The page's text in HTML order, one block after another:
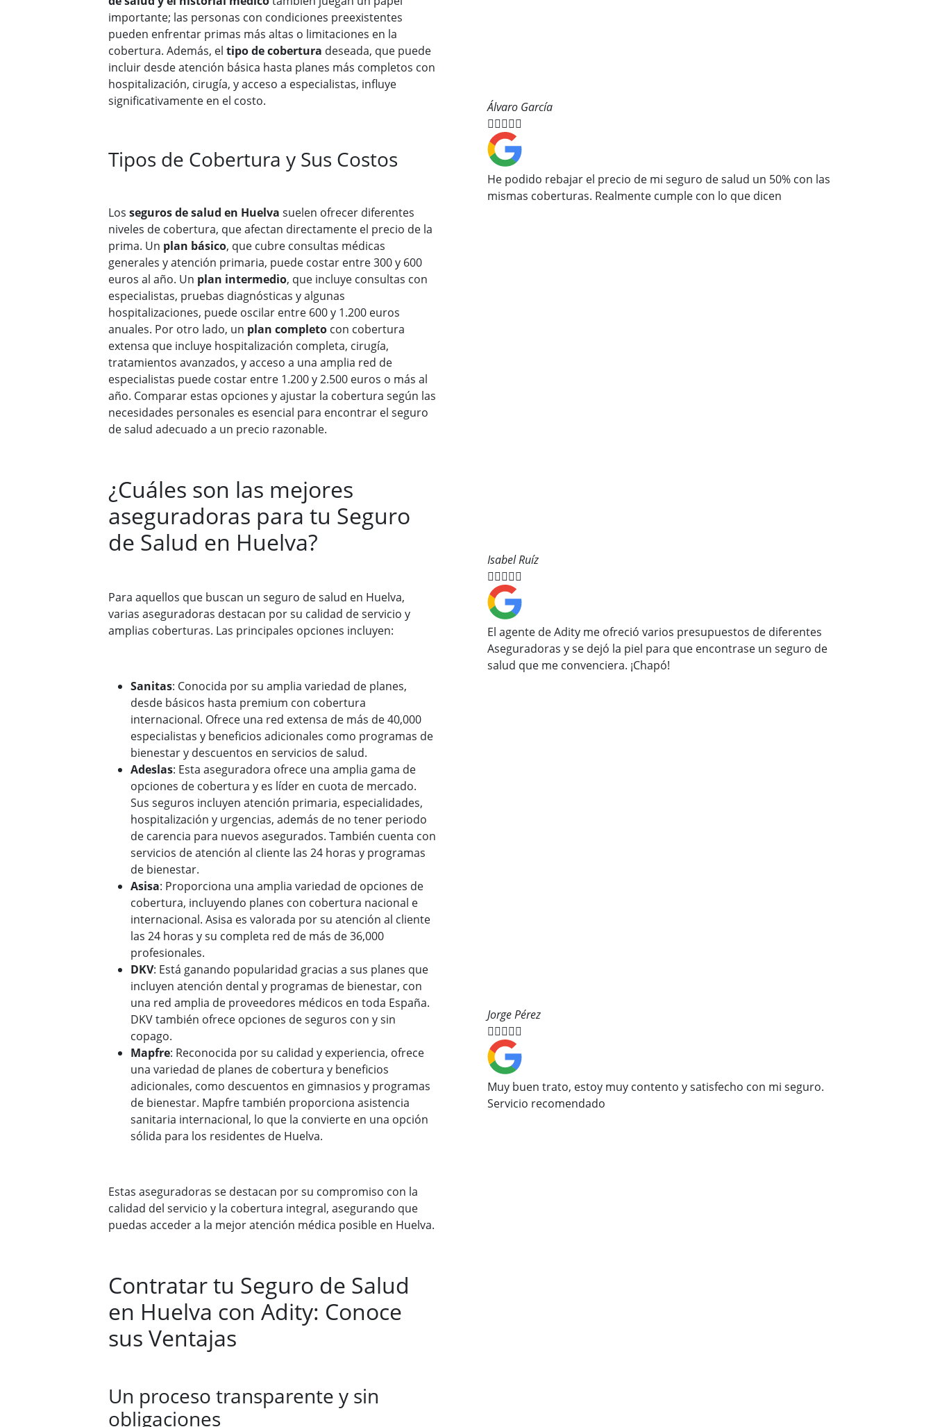
importante; las personas con condiciones preexistentes
pueden enfrentar primas más altas o limitaciones en la
cobertura. Además, el tipo de cobertura deseada, que puede
incluir desde atención básica hasta planes más completos con
hospitalización, cirugía, y acceso a especialistas, influye
significativamente en el costo.
Tipos de Cobertura y Sus Costos
Los seguros de salud en Huelva suelen ofrecer diferentes
niveles de cobertura, que afectan directamente el precio de la
prima. Un plan básico, que cubre consultas médicas
generales y atención primaria, puede costar entre 300 y 600
euros al año. Un plan intermedio, que incluye consultas con
especialistas, pruebas diagnósticas y algunas
hospitalizaciones, puede oscilar entre 600 y 1.200 euros
anuales. Por otro lado, un plan completo con cobertura
extensa que incluye hospitalización completa, cirugía,
tratamientos avanzados, y acceso a una amplia red de
especialistas puede costar entre 1.200 y 2.500 euros o más al
año. Comparar estas opciones y ajustar la cobertura según las
necesidades personales es esencial para encontrar el seguro
de salud adecuado a un precio razonable.
¿Cuáles son las mejores
aseguradoras para tu Seguro
de Salud en Huelva?
Para aquellos que buscan un seguro de salud en Huelva,
varias aseguradoras destacan por su calidad de servicio y
amplias coberturas. Las principales opciones incluyen:
Sanitas: Conocida por su amplia variedad de planes,
desde básicos hasta premium con cobertura
internacional. Ofrece una red extensa de más de 40,000
especialistas y beneficios adicionales como programas de
bienestar y descuentos en servicios de salud​.
Adeslas: Esta aseguradora ofrece una amplia gama de
opciones de cobertura y es líder en cuota de mercado.
Sus seguros incluyen atención primaria, especialidades,
hospitalización y urgencias, además de no tener periodo
de carencia para nuevos asegurados. También cuenta con
servicios de atención al cliente las 24 horas y programas
de bienestar​​.
Asisa: Proporciona una amplia variedad de opciones de
cobertura, incluyendo planes con cobertura nacional e
internacional. Asisa es valorada por su atención al cliente
las 24 horas y su completa red de más de 36,000
profesionales​​.
DKV: Está ganando popularidad gracias a sus planes que
incluyen atención dental y programas de bienestar, con
una red amplia de proveedores médicos en toda España.
DKV también ofrece opciones de seguros con y sin
copago​​.
Mapfre: Reconocida por su calidad y experiencia, ofrece
una variedad de planes de cobertura y beneficios
adicionales, como descuentos en gimnasios y programas
de bienestar. Mapfre también proporciona asistencia
sanitaria internacional, lo que la convierte en una opción
sólida para los residentes de Huelva​.
Estas aseguradoras se destacan por su compromiso con la
calidad del servicio y la cobertura integral, asegurando que
puedas acceder a la mejor atención médica posible en Huelva.
Contratar tu Seguro de Salud
en Huelva con Adity: Conoce
sus Ventajas
Un proceso transparente y sin
obligaciones
Álvaro García

He podido rebajar el precio de mi seguro de salud un 50% con las
mismas coberturas. Realmente cumple con lo que dicen
Isabel Ruíz

El agente de Adity me ofreció varios presupuestos de diferentes
Aseguradoras y se dejó la piel para que encontrase un seguro de
salud que me convenciera. ¡Chapó!
Jorge Pérez

Muy buen trato, estoy muy contento y satisfecho con mi seguro.
Servicio recomendado